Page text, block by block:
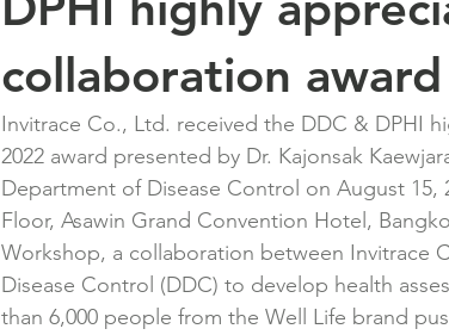
collaboration award
Invitrace Co., Ltd. received the DDC & DPHI
2022 award presented by Dr. Kajonsak
Department of Disease Control on August 15,
Floor, Asawin Grand Convention Hotel,
Workshop, a collaboration between Invitrace
Disease Control (DDC) to develop health
than 6,000 people from the Well Life brand